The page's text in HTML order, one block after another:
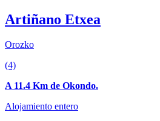
Artiñano Etxea
Orozko
(4)
A 11.4 Km de Okondo.
Alojamiento entero